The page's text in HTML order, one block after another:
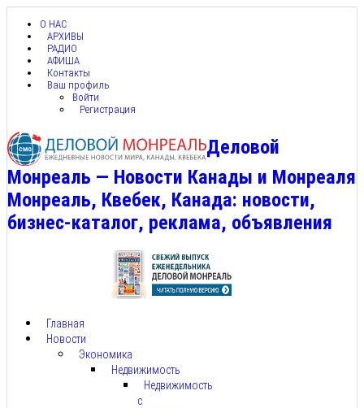
О НАС
АРХИВЫ
РАДИО
АФИША
Контакты
Ваш профиль
Войти
Регистрация
Деловой
Монреаль — Новости Канады и Монреаля
Монреаль, Квебек, Канада: новости,
бизнес-каталог, реклама, объявления
Главная
Новости
Экономика
Недвижимость
Недвижимость
с